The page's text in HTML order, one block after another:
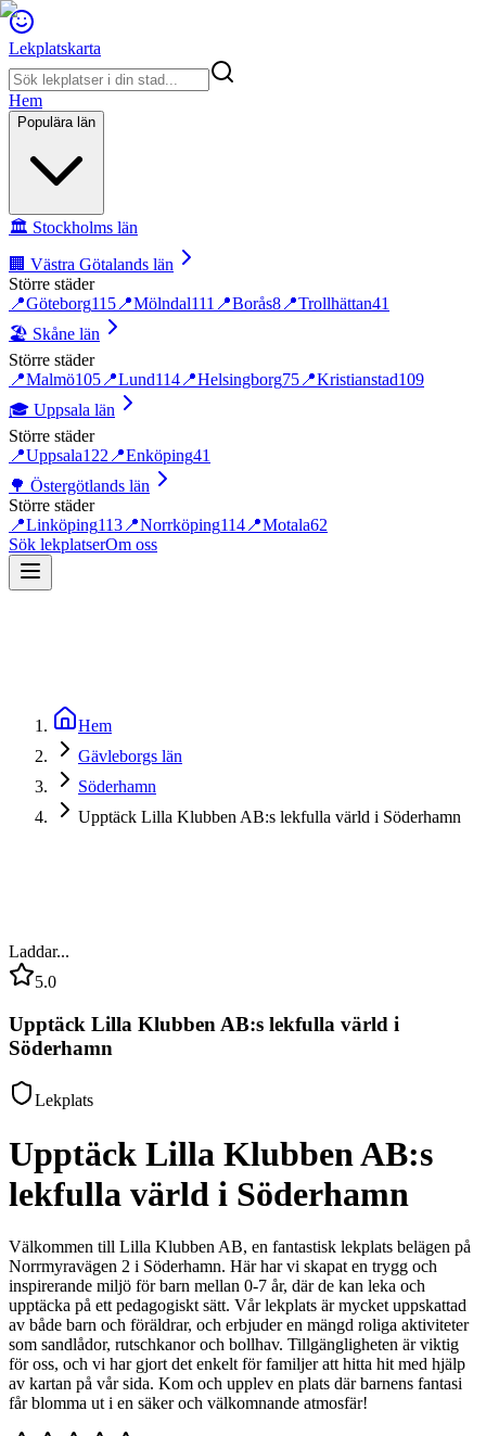
Lekplatskarta
Hem
Populära län
🏛️ Stockholms län
🏢 Västra Götalands län
Större städer
📍Göteborg115 📍Mölndal111 📍Borås8 📍Trollhättan41
🏖️ Skåne län
Större städer
📍Malmö105 📍Lund114 📍Helsingborg75 📍Kristianstad109
🎓 Uppsala län
Större städer
📍Uppsala122 📍Enköping41
🌳 Östergötlands län
Större städer
📍Linköping113 📍Norrköping114 📍Motala62
Sök lekplatserOm oss
Hem
Gävleborgs län
Söderhamn
Upptäck Lilla Klubben AB:s lekfulla värld i Söderhamn
Laddar...
5.0
Upptäck Lilla Klubben AB:s lekfulla värld i
Söderhamn
Lekplats
Upptäck Lilla Klubben AB:s
lekfulla värld i Söderhamn
Välkommen till Lilla Klubben AB, en fantastisk lekplats belägen på
Norrmyravägen 2 i Söderhamn. Här har vi skapat en trygg och
inspirerande miljö för barn mellan 0-7 år, där de kan leka och
upptäcka på ett pedagogiskt sätt. Vår lekplats är mycket uppskattad
av både barn och föräldrar, och erbjuder en mängd roliga aktiviteter
som sandlådor, rutschkanor och bollhav. Tillgängligheten är viktig
för oss, och vi har gjort det enkelt för familjer att hitta hit med hjälp
av kartan på vår sida. Kom och upplev en plats där barnens fantasi
får blomma ut i en säker och välkomnande atmosfär!